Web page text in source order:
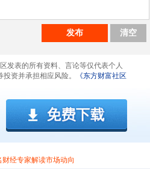
发布 清空
发表的所有资料、言论等仅代表个人
资并承担相应风险。
《东方财富社区
财经专家解读市场动向